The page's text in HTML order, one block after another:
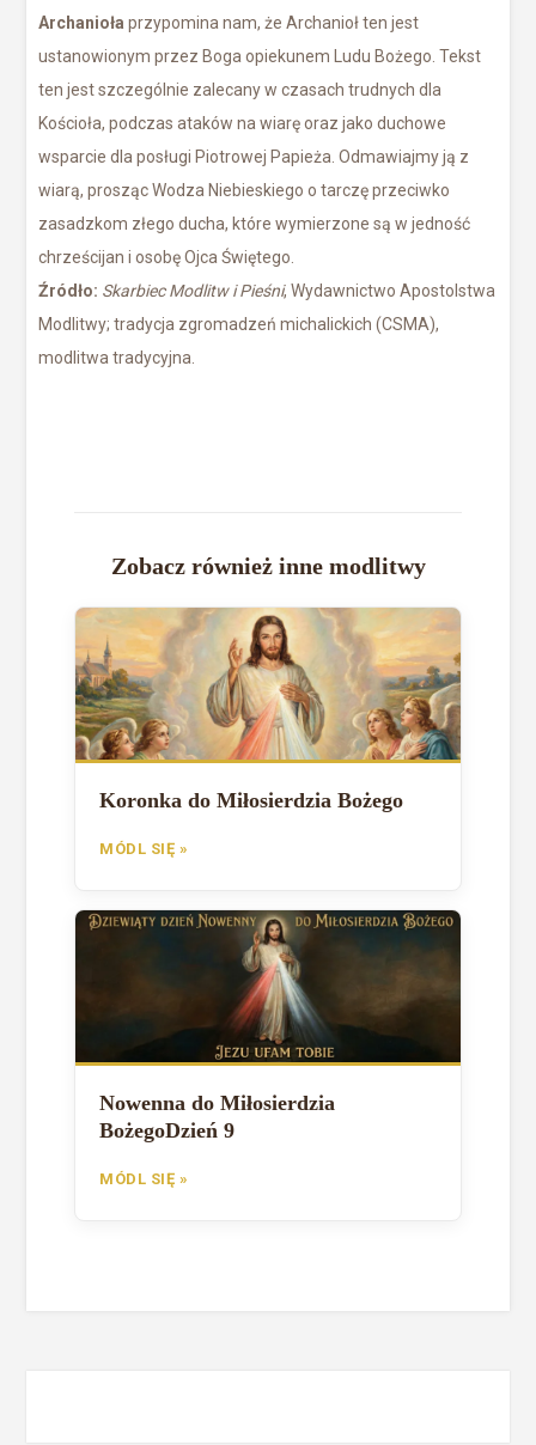
Archanioła przypomina nam, że Archanioł ten jest
ustanowionym przez Boga opiekunem Ludu Bożego. Tekst
ten jest szczególnie zalecany w czasach trudnych dla
Kościoła, podczas ataków na wiarę oraz jako duchowe
wsparcie dla posługi Piotrowej Papieża. Odmawiajmy ją z
wiarą, prosząc Wodza Niebieskiego o tarczę przeciwko
zasadzkom złego ducha, które wymierzone są w jedność
chrześcijan i osobę Ojca Świętego.
Źródło: Skarbiec Modlitw i Pieśni, Wydawnictwo Apostolstwa
Modlitwy; tradycja zgromadzeń michalickich (CSMA),
modlitwa tradycyjna.
Zobacz również inne modlitwy
Koronka do Miłosierdzia Bożego
MÓDL SIĘ »
Nowenna do Miłosierdzia
BożegoDzień 9
MÓDL SIĘ »